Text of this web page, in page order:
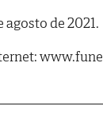
de 2021.